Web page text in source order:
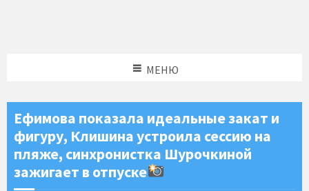
МЕНЮ
Ефимова показала идеальные закат и
фигуру, Клишина устроила сессию на
пляже, синхронистка Шурочкиной
зажигает в отпуске